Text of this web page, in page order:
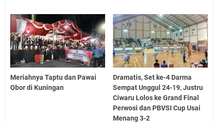
Meriahnya Taptu dan Pawai
Obor di Kuningan
Dramatis, Set ke-4 Darma
Sempat Unggul 24-19, Justru
Ciwaru Lolos ke Grand Final
Perwosi dan PBVSI Cup Usai
Menang 3-2